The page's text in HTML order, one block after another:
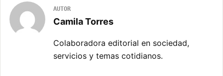
AUTOR
Camila Torres
Colaboradora editorial en sociedad,
servicios y temas cotidianos.